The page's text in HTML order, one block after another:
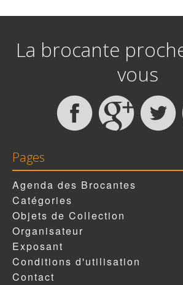
La brocante
vous
Pages
Agenda des Brocantes
Catégories
Objets de Collection
Organisateur
Exposant
Conditions d'utilisation
Contact